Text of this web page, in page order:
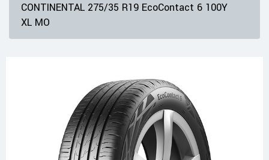
CONTINENTAL 275/35 R19 EcoContact 6 100Y
XL MO